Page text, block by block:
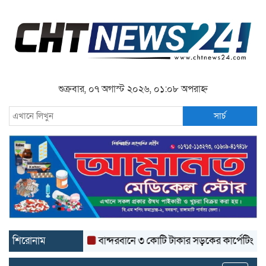
শুক্রবার, ০৭ অগাস্ট ২০২৬, ০১:০৮ অপরাহ্ন
সার্চ
শিরোনাম বান্দরবানে ৩ কোটি টাকার সড়কের কার্পেটিং উঠে